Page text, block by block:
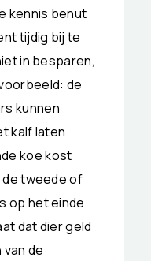
kennis benut
tijdig bij te
in besparen,
de
kunnen
kalf laten
koe kost
de tweede of
op het einde
dat dier geld
de